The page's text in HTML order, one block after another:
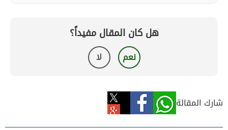
هل كان المقال مفيداً؟
نعم لا
شارك المقالة